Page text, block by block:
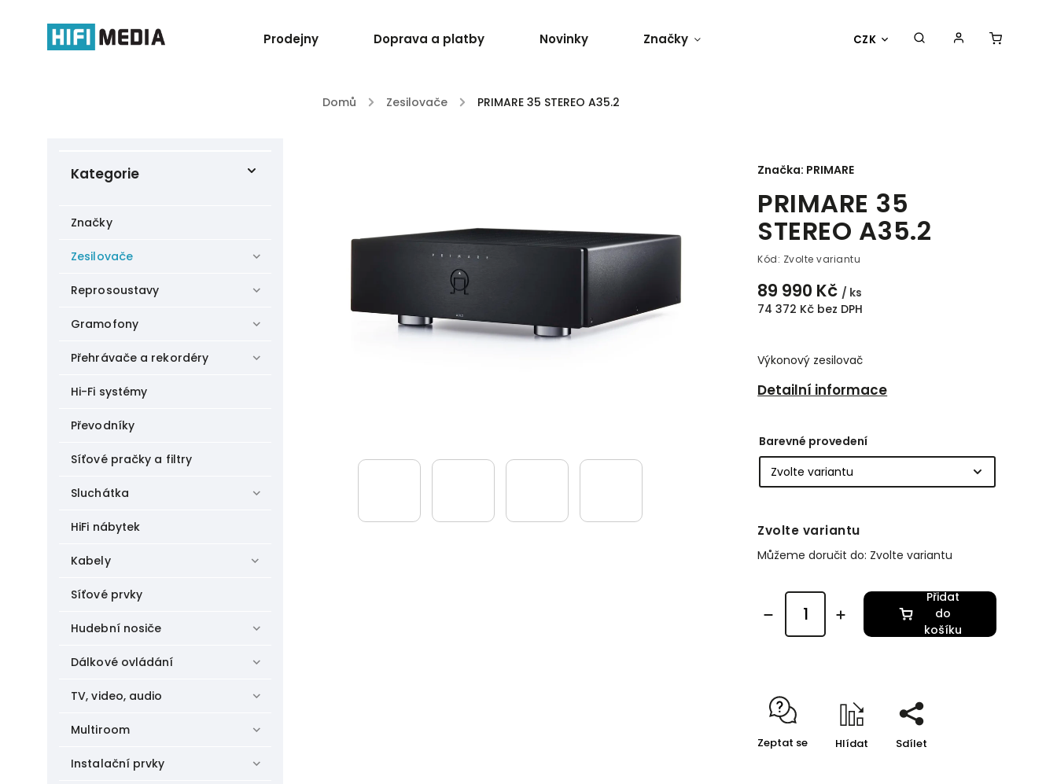
CZK
Prodejny Doprava a platby Novinky Značky
Domů / Zesilovače / PRIMARE 35 STEREO A35.2
Kategorie
Zesilovače
Reprosoustavy
Gramofony
Přehrávače a rekordéry
Hi-Fi systémy
Převodníky
Síťové pračky a filtry
Sluchátka
HiFi nábytek
Kabely
Síťové prvky
Hudební nosiče
Dálkové ovládání
TV, video, audio
Multiroom
Instalační prvky
Značky
PRIMARE 35
STEREO A35.2
Kód: Zvolte variantu
89 990 Kč / ks
74 372 Kč bez DPH
Výkonový zesilovač
Detailní informace
Značka: PRIMARE
Barevné provedení
Zvolte variantu
Můžeme doručit do: Zvolte variantu
Přidat
do
košíku
Zeptat se Hlídat Sdílet